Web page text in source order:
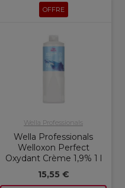
OFFRE
Wella Professionals
Wella Professionals
Welloxon Perfect
Oxydant Crème 1,9% 1 l
15,55 €